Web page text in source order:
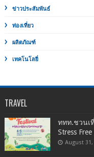
ข่าวประสัมพันธ์
ท่องเที่ยว
ผลิตภัณฑ์
เทคโนโลยี่
TRAVEL
ททท.ชวนเ
Stress
August 31,